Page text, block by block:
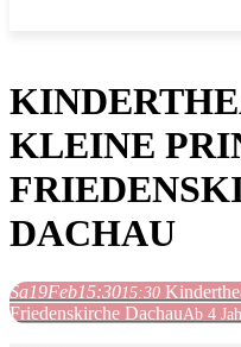
KLEINE
DACHAU
Sa19Feb15:3015:30
Friedenskirche DachauAb 4